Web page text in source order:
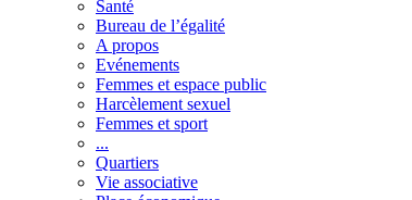
Santé
Bureau de l’égalité
A propos
Evénements
Femmes et espace public
Harcèlement sexuel
Femmes et sport
...
Quartiers
Vie associative